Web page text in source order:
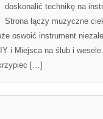
doskonalić technikę na
Strona łączy muzyczne
oswoić instrument
i Miejsca na ślub i
[…]